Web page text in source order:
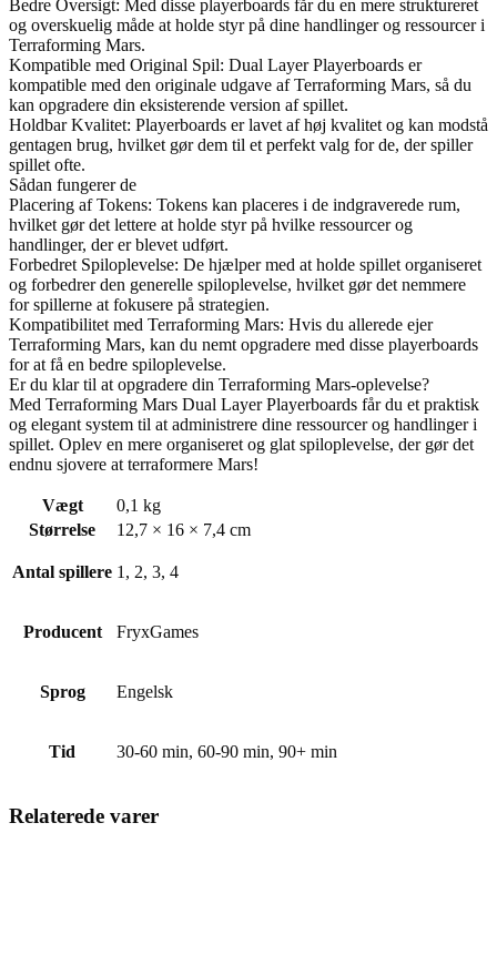
Bedre Oversigt: Med disse playerboards får du en mere struktureret
og overskuelig måde at holde styr på dine handlinger og ressourcer i
Terraforming Mars.
Kompatible med Original Spil: Dual Layer Playerboards er
kompatible med den originale udgave af Terraforming Mars, så du
kan opgradere din eksisterende version af spillet.
Holdbar Kvalitet: Playerboards er lavet af høj kvalitet og kan modstå
gentagen brug, hvilket gør dem til et perfekt valg for de, der spiller
spillet ofte.
Sådan fungerer de
Placering af Tokens: Tokens kan placeres i de indgraverede rum,
hvilket gør det lettere at holde styr på hvilke ressourcer og
handlinger, der er blevet udført.
Forbedret Spiloplevelse: De hjælper med at holde spillet organiseret
og forbedrer den generelle spiloplevelse, hvilket gør det nemmere
for spillerne at fokusere på strategien.
Kompatibilitet med Terraforming Mars: Hvis du allerede ejer
Terraforming Mars, kan du nemt opgradere med disse playerboards
for at få en bedre spiloplevelse.
Er du klar til at opgradere din Terraforming Mars-oplevelse?
Med Terraforming Mars Dual Layer Playerboards får du et praktisk
og elegant system til at administrere dine ressourcer og handlinger i
spillet. Oplev en mere organiseret og glat spiloplevelse, der gør det
endnu sjovere at terraformere Mars!
Vægt
0,1 kg
Størrelse
12,7 × 16 × 7,4 cm
Antal spillere 1, 2, 3, 4
Producent FryxGames
Sprog Engelsk
Tid 30-60 min, 60-90 min, 90+ min
Relaterede varer